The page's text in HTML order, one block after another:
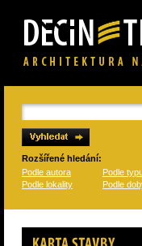
Rozšířené hledání:
Podle autora
Podle
Podle lokality
Podle
Karta stavby